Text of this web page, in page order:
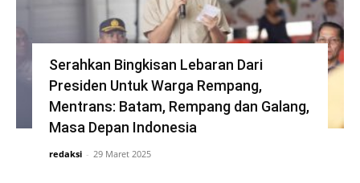
Serahkan Bingkisan Lebaran Dari
Presiden Untuk Warga Rempang,
Mentrans: Batam, Rempang dan Galang,
Masa Depan Indonesia
redaksi - 29 Maret 2025